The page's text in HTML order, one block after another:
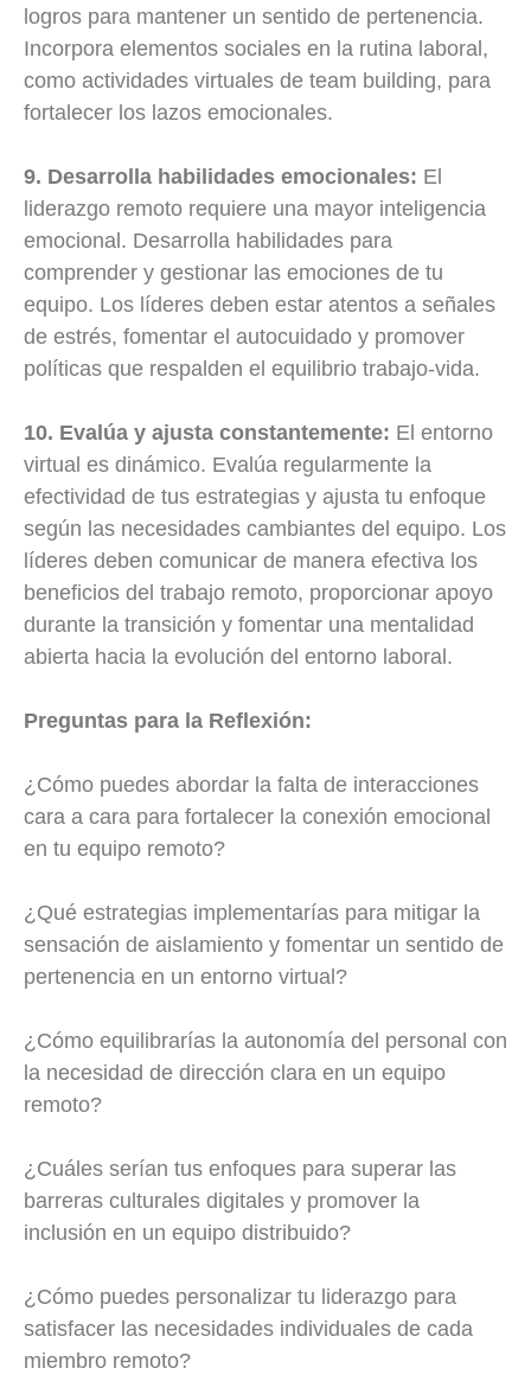
logros para mantener un sentido de pertenencia.
Incorpora elementos sociales en la rutina laboral,
como actividades virtuales de team building, para
fortalecer los lazos emocionales.
9. Desarrolla habilidades emocionales: El
liderazgo remoto requiere una mayor inteligencia
emocional. Desarrolla habilidades para
comprender y gestionar las emociones de tu
equipo. Los líderes deben estar atentos a señales
de estrés, fomentar el autocuidado y promover
políticas que respalden el equilibrio trabajo-vida.
10. Evalúa y ajusta constantemente: El entorno
virtual es dinámico. Evalúa regularmente la
efectividad de tus estrategias y ajusta tu enfoque
según las necesidades cambiantes del equipo. Los
líderes deben comunicar de manera efectiva los
beneficios del trabajo remoto, proporcionar apoyo
durante la transición y fomentar una mentalidad
abierta hacia la evolución del entorno laboral.
Preguntas para la Reflexión:
¿Cómo puedes abordar la falta de interacciones
cara a cara para fortalecer la conexión emocional
en tu equipo remoto?
¿Qué estrategias implementarías para mitigar la
sensación de aislamiento y fomentar un sentido de
pertenencia en un entorno virtual?
¿Cómo equilibrarías la autonomía del personal con
la necesidad de dirección clara en un equipo
remoto?
¿Cuáles serían tus enfoques para superar las
barreras culturales digitales y promover la
inclusión en un equipo distribuido?
¿Cómo puedes personalizar tu liderazgo para
satisfacer las necesidades individuales de cada
miembro remoto?